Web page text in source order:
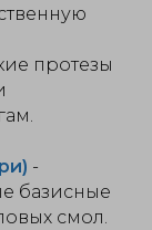
протезы
-
базисные
смол.